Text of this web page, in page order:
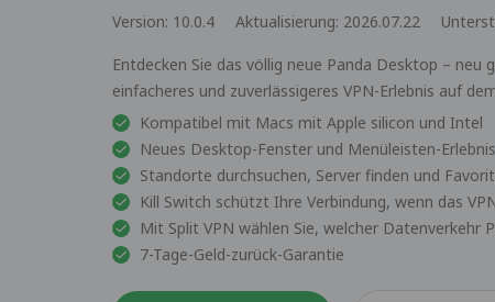
Version: 10.0.4 Aktualisierung: 2026.07.22
Entdecken Sie das völlig neue Panda Desktop – neu
einfacheres und zuverlässigeres VPN-Erlebnis auf
Kompatibel mit Macs mit Apple silicon und Intel
Neues Desktop-Fenster und Menüleisten-Erlebnis
Standorte durchsuchen, Server finden und
Kill Switch schützt Ihre Verbindung, wenn das
Mit Split VPN wählen Sie, welcher Datenverkehr
7-Tage-Geld-zurück-Garantie